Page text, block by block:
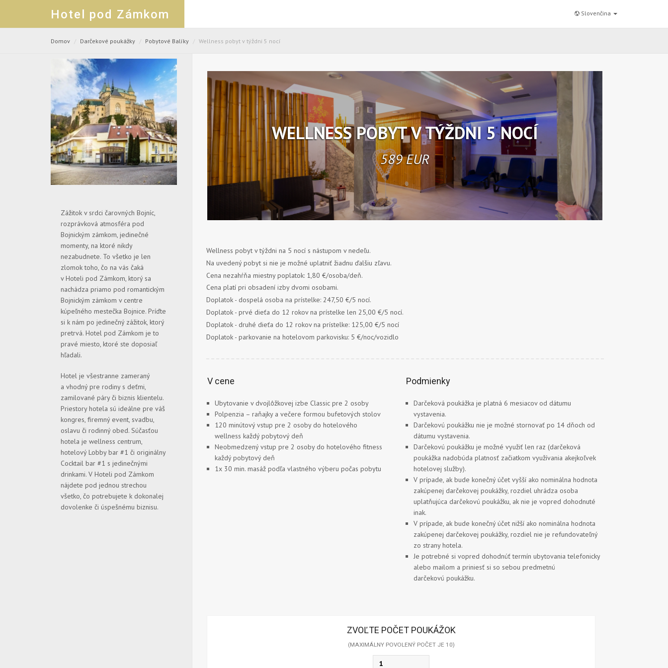
Hotel pod Zámkom Slovenčina
Domov Darčekové poukážky Pobytové Balíky Wellness pobyt v týždni 5 nocí
Zážitok v srdci čarovných Bojníc,
rozprávková atmosféra pod
Bojnickým zámkom, jedinečné
momenty, na ktoré nikdy
nezabudnete. To všetko je len
zlomok toho, čo na vás čaká
v Hoteli pod Zámkom, ktorý sa
nachádza priamo pod romantickým
Bojnickým zámkom v centre
kúpeľného mestečka Bojnice. Príďte
si k nám po jedinečný zážitok, ktorý
pretrvá. Hotel pod Zámkom je to
pravé miesto, ktoré ste doposiaľ
hľadali.
Hotel je všestranne zameraný
a vhodný pre rodiny s deťmi,
zamilované páry či biznis klientelu.
Priestory hotela sú ideálne pre váš
kongres, firemný event, svadbu,
oslavu či rodinný obed. Súčasťou
hotela je wellness centrum,
hotelový Lobby bar #1 či originálny
Cocktail bar #1 s jedinečnými
drinkami. V Hoteli pod Zámkom
nájdete pod jednou strechou
všetko, čo potrebujete k dokonalej
dovolenke či úspešnému biznisu.
WELLNESS POBYT V TÝŽDNI 5 NOCÍ
589 EUR
Wellness pobyt v týždni na 5 nocí s nástupom v nedeľu.
Na uvedený pobyt si nie je možné uplatniť žiadnu ďalšiu zľavu.
Cena nezahŕňa miestny poplatok: 1,80 €/osoba/deň.
Cena platí pri obsadení izby dvomi osobami.
Doplatok - dospelá osoba na prístelke: 247,50 €/5 nocí.
Doplatok - prvé dieťa do 12 rokov na prístelke len 25,00 €/5 nocí.
Doplatok - druhé dieťa do 12 rokov na prístelke: 125,00 €/5 nocí
Doplatok - parkovanie na hotelovom parkovisku: 5 €/noc/vozidlo
V cene
Ubytovanie v dvojlôžkovej izbe Classic pre 2 osoby
Polpenzia – raňajky a večere formou bufetových stolov
120 minútový vstup pre 2 osoby do hotelového
wellness každý pobytový deň
Neobmedzený vstup pre 2 osoby do hotelového fitness
každý pobytový deň
1x 30 min. masáž podľa vlastného výberu počas pobytu
Podmienky
Darčeková poukážka je platná 6 mesiacov od dátumu
vystavenia.
Darčekovú poukážku nie je možné stornovať po 14 dňoch od
dátumu vystavenia.
Darčekovú poukážku je možné využiť len raz (darčeková
poukážka nadobúda platnosť začiatkom využívania akejkoľvek
hotelovej služby).
V prípade, ak bude konečný účet vyšší ako nominálna hodnota
zakúpenej darčekovej poukážky, rozdiel uhrádza osoba
uplatňujúca darčekovú poukážku, ak nie je vopred dohodnuté
inak.
V prípade, ak bude konečný účet nižší ako nominálna hodnota
zakúpenej darčekovej poukážky, rozdiel nie je refundovateľný
zo strany hotela.
Je potrebné si vopred dohodnúť termín ubytovania telefonicky
alebo mailom a priniesť si so sebou predmetnú
darčekovú poukážku.
ZVOĽTE POČET POUKÁŽOK
(MAXIMÁLNY POVOLENÝ POČET JE 10)